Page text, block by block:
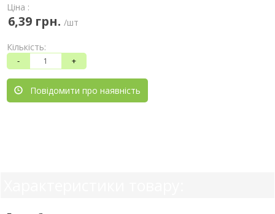
Ціна :
6,39 грн. /шт
Кількість:
- +
Повідомити про наявність